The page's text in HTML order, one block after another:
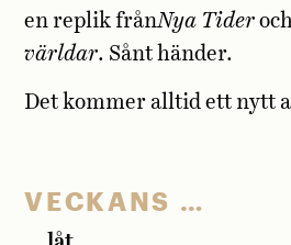
en replik frånNya Tider
världar. Sånt händer.
Det kommer alltid ett nytt
VECKANS …